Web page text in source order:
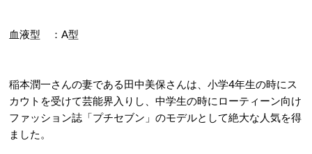
血液型 ：A型
稲本潤一さんの妻である田中美保さんは、小学4年生の時にス
カウトを受けて芸能界入りし、中学生の時にローティーン向け
ファッション誌「プチセブン」のモデルとして絶大な人気を得
ました。